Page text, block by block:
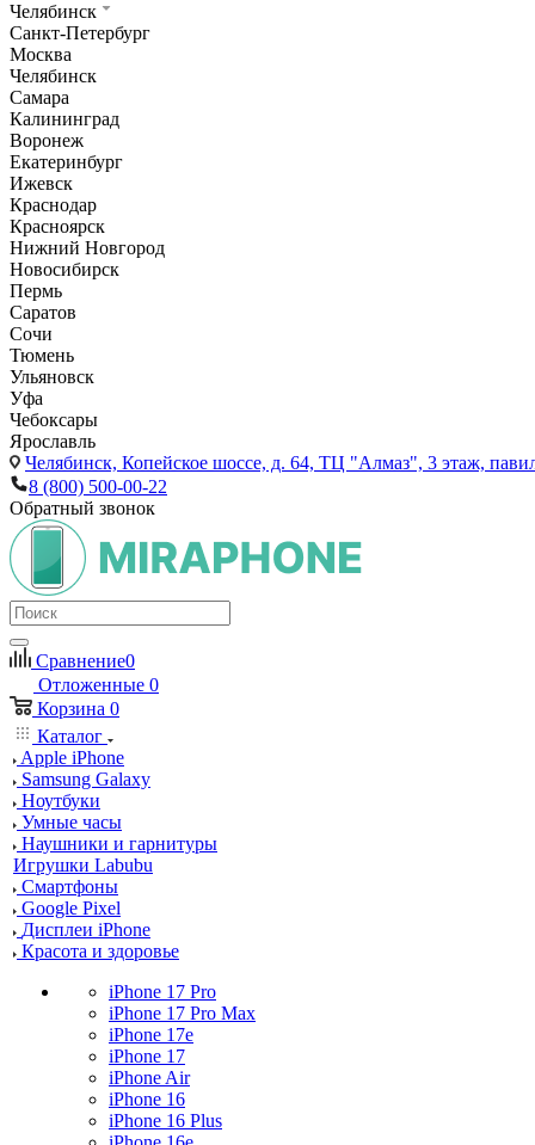
Челябинск
Санкт-Петербург
Москва
Челябинск
Самара
Калининград
Воронеж
Екатеринбург
Ижевск
Краснодар
Красноярск
Нижний Новгород
Новосибирск
Пермь
Саратов
Сочи
Тюмень
Ульяновск
Уфа
Чебоксары
Ярославль
Челябинск, Копейское шоссе, д. 64, ТЦ "Алмаз", 3 этаж,
8 (800) 500-00-22
Обратный звонок
Сравнение0
Отложенные 0
Корзина 0
Каталог
Apple iPhone
Samsung Galaxy
Ноутбуки
Умные часы
Наушники и гарнитуры
Игрушки Labubu
Смартфоны
Google Pixel
Дисплеи iPhone
Красота и здоровье
iPhone 17 Pro
iPhone 17 Pro Max
iPhone 17e
iPhone 17
iPhone Air
iPhone 16
iPhone 16 Plus